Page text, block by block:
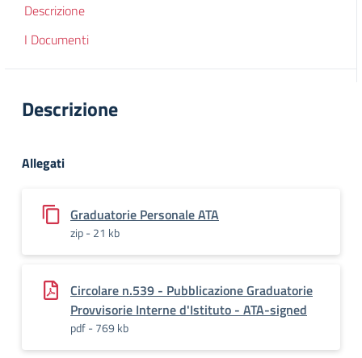
Descrizione
I Documenti
Descrizione
Allegati
Graduatorie Personale ATA
zip - 21 kb
Circolare n.539 - Pubblicazione Graduatorie
Provvisorie Interne d'Istituto - ATA-signed
pdf - 769 kb